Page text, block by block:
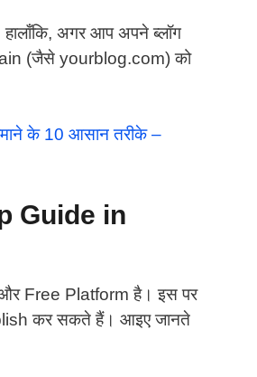
अगर आप अपने ब्लॉग
(जैसे yourblog.com) को
के 10 आसान तरीके –
Guide in
Free Platform है। इस पर
कर सकते हैं। आइए जानते